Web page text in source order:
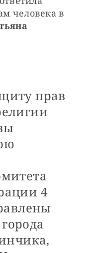
человека в
прав
4